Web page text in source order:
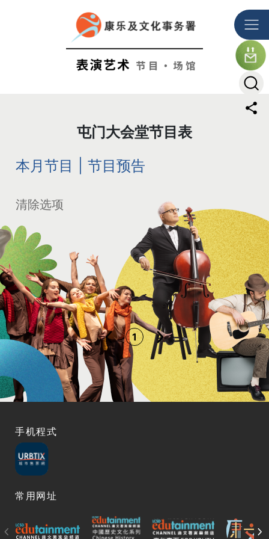
跳到主要内容
屯门大会堂节目表
本月节目
节目预告
清除选项
1
手机程式
常用网址